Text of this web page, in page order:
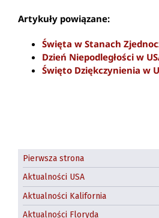
Artykuły powiązane:
Święta w Stanach
Dzień Niepodległości w
Święto Dziękczynienia w
Pierwsza strona
Aktualności USA
Aktualności Kalifornia
Aktualności Floryda